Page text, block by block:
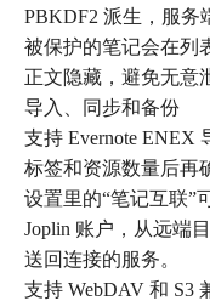
PBKDF2 派生，服务
被保护的笔记会在列
正文隐藏，避免无意
导入、同步和备份
支持 Evernote ENEX
标签和资源数量后再
设置里的“笔记互联”
Joplin 账户，从远端
送回连接的服务。
支持 WebDAV 和 S3